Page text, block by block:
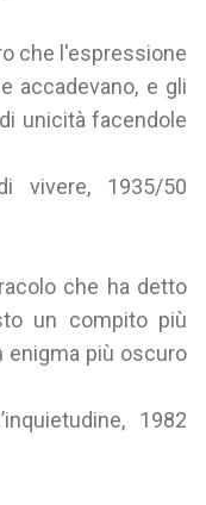
che l'espressione
accadevano, e gli
unicità facendole
vivere, 1935/50
che ha detto
un compito più
enigma più oscuro
1982